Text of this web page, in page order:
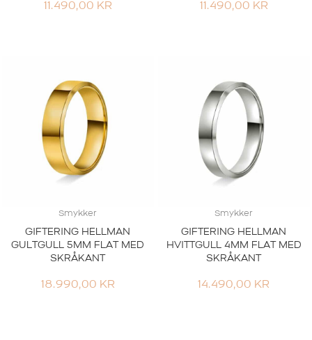
11.490,00 KR 11.490,00 KR
Smykker
GIFTERING HELLMAN
GULTGULL 5MM FLAT MED
SKRÅKANT
18.990,00 KR
Smykker
GIFTERING HELLMAN
HVITTGULL 4MM FLAT MED
SKRÅKANT
14.490,00 KR